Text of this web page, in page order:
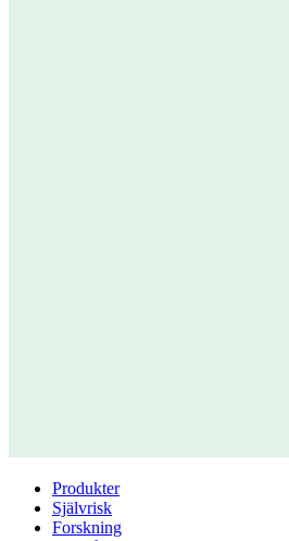
Produkter
Självrisk
Forskning